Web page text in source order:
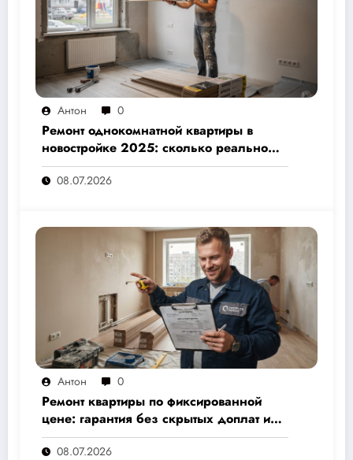
Антон 0
Ремонт однокомнатной квартиры в
новостройке 2025: сколько реально
стоит и как не переплатить — полный
расчёт от 500 000 рублей
08.07.2026
Антон 0
Ремонт квартиры по фиксированной
цене: гарантия без скрытых доплат и
переплат
08.07.2026